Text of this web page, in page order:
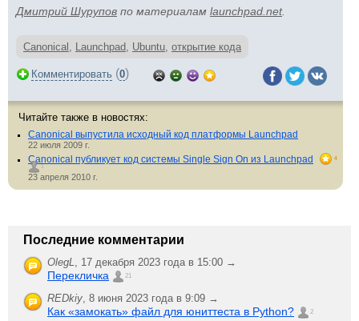
Дмитрий Шурупов по материалам launchpad.net.
Canonical , Launchpad, Ubuntu, открытие кода
Комментировать (0)
Читайте также в новостях:
Canonical выпустила исходный код платформы Launchpad
22 июля 2009 г.
Canonical публикует код системы Single Sign On из Launchpad
4
1
23 апреля 2010 г.
Последние комментарии
OlegL, 17 декабря 2023 года в 15:00 →
Перекличка 21
REDkiy, 8 июня 2023 года в 9:09 →
Как «замокать» файл для юниттеста в Python? 2